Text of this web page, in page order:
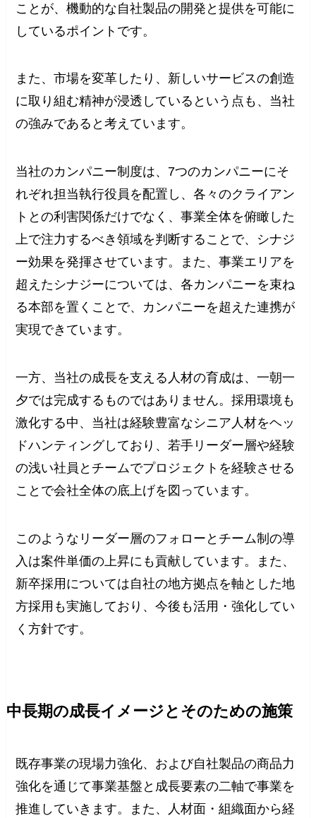
ことが、機動的な自社製品の開発と提供を可能に
しているポイントです。
また、市場を変革したり、新しいサービスの創造
に取り組む精神が浸透しているという点も、当社
の強みであると考えています。
当社のカンパニー制度は、7つのカンパニーにそ
れぞれ担当執行役員を配置し、各々のクライアン
トとの利害関係だけでなく、事業全体を俯瞰した
上で注力するべき領域を判断することで、シナジ
ー効果を発揮させています。また、事業エリアを
超えたシナジーについては、各カンパニーを束ね
る本部を置くことで、カンパニーを超えた連携が
実現できています。
一方、当社の成長を支える人材の育成は、一朝一
夕では完成するものではありません。採用環境も
激化する中、当社は経験豊富なシニア人材をヘッ
ドハンティングしており、若手リーダー層や経験
の浅い社員とチームでプロジェクトを経験させる
ことで会社全体の底上げを図っています。
このようなリーダー層のフォローとチーム制の導
入は案件単価の上昇にも貢献しています。また、
新卒採用については自社の地方拠点を軸とした地
方採用も実施しており、今後も活用・強化してい
く方針です。
中長期の成長イメージとそのための施策
既存事業の現場力強化、および自社製品の商品力
強化を通じて事業基盤と成長要素の二軸で事業を
推進していきます。また、人材面・組織面から経